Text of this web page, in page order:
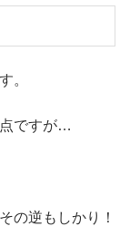
。
ですが…
の逆もしかり！